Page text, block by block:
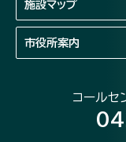
施設マップ
市役所案内
コールセ